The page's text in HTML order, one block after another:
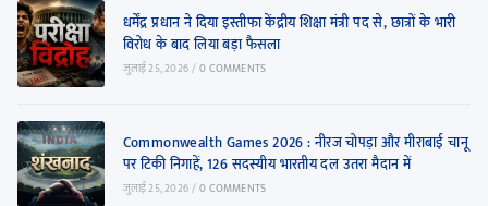
धर्मेंद्र प्रधान ने दिया इस्तीफा केंद्रीय शिक्षा मंत्री पद से, छात्रों के भारी
विरोध के बाद लिया बड़ा फैसला
जुलाई 25, 2026/0 COMMENTS
Commonwealth Games 2026 : नीरज चोपड़ा और मीराबाई चानू
पर टिकी निगाहें, 126 सदस्यीय भारतीय दल उतरा मैदान में
जुलाई 25, 2026/0 COMMENTS